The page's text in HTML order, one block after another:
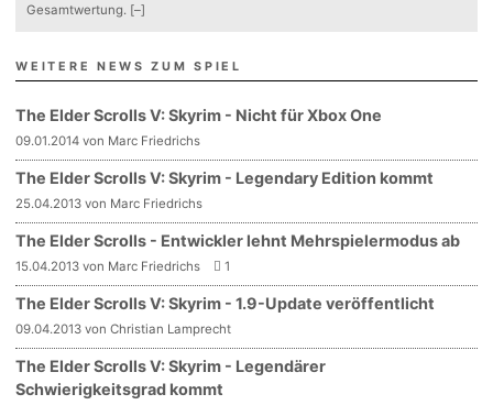
Gesamtwertung. [–]
WEITERE NEWS ZUM SPIEL
The Elder Scrolls V: Skyrim - Nicht für Xbox One
09.01.2014 von Marc Friedrichs
The Elder Scrolls V: Skyrim - Legendary Edition kommt
25.04.2013 von Marc Friedrichs
The Elder Scrolls - Entwickler lehnt Mehrspielermodus ab
15.04.2013 von Marc Friedrichs 1
The Elder Scrolls V: Skyrim - 1.9-Update veröffentlicht
09.04.2013 von Christian Lamprecht
The Elder Scrolls V: Skyrim - Legendärer
Schwierigkeitsgrad kommt